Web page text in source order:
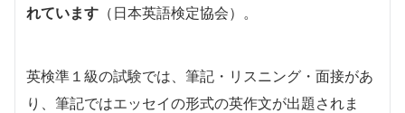
れています （日本英語検定協会）。
英検準１級の試験では、筆記・リスニング・面接があ
り、筆記ではエッセイの形式の英作文が出題されま